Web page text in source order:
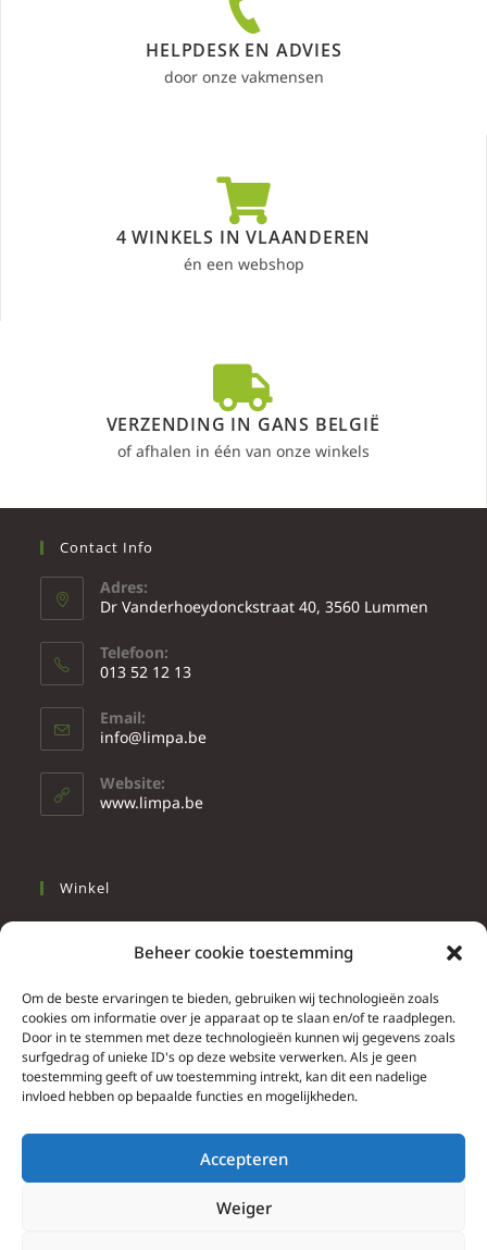
Beheer cookie toestemming
Om de beste ervaringen te bieden, gebruiken wij technologieën zoals
cookies om informatie over je apparaat op te slaan en/of te raadplegen.
Door in te stemmen met deze technologieën kunnen wij gegevens zoals
surfgedrag of unieke ID's op deze website verwerken. Als je geen
toestemming geeft of uw toestemming intrekt, kan dit een nadelige
invloed hebben op bepaalde functies en mogelijkheden.
Accepteren
Weiger
HELPDESK EN ADVIES
door onze vakmensen
4 WINKELS IN VLAANDEREN
én een webshop
VERZENDING IN GANS BELGIË
of afhalen in één van onze winkels
Contact Info
Adres:
Dr Vanderhoeydonckstraat 40, 3560 Lummen
Telefoon:
013 52 12 13
Email:
info@limpa.be
Website:
www.limpa.be
Winkel
Wonen
Info
Contacteer ons